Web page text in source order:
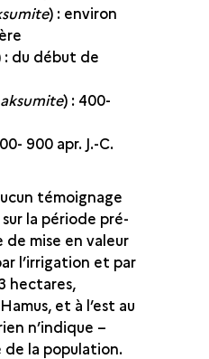
) : environ
: du début de
) : 400-
900 apr. J.-C.
témoignage
la période pré-
mise en valeur
l’irrigation et par
hectares,
et à l’est au
n’indique –
de la population.